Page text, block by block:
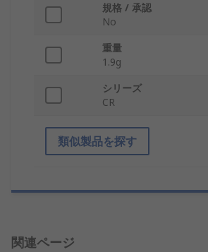
規格 / 承認
No
重量
1.9g
シリーズ
CR
類似製品を探す
関連ページ